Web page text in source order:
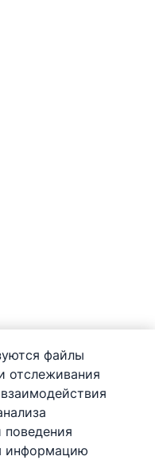
файлы
отслеживания
информацию